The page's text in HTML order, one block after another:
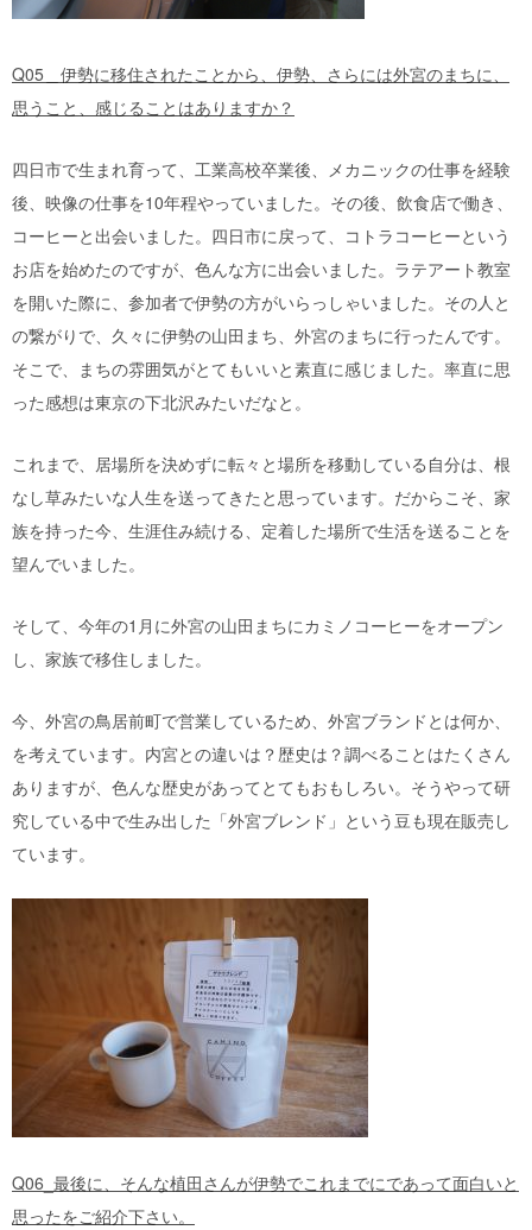
Q05＿伊勢に移住されたことから、伊勢、さらには外宮のまちに、
思うこと、感じることはありますか？
四日市で生まれ育って、工業高校卒業後、メカニックの仕事を経験
後、映像の仕事を10年程やっていました。その後、飲食店で働き、
コーヒーと出会いました。四日市に戻って、コトラコーヒーという
お店を始めたのですが、色んな方に出会いました。ラテアート教室
を開いた際に、参加者で伊勢の方がいらっしゃいました。その人と
の繋がりで、久々に伊勢の山田まち、外宮のまちに行ったんです。
そこで、まちの雰囲気がとてもいいと素直に感じました。率直に思
った感想は東京の下北沢みたいだなと。
これまで、居場所を決めずに転々と場所を移動している自分は、根
なし草みたいな人生を送ってきたと思っています。だからこそ、家
族を持った今、生涯住み続ける、定着した場所で生活を送ることを
望んでいました。
そして、今年の1月に外宮の山田まちにカミノコーヒーをオープン
し、家族で移住しました。
今、外宮の鳥居前町で営業しているため、外宮ブランドとは何か、
を考えています。内宮との違いは？歴史は？調べることはたくさん
ありますが、色んな歴史があってとてもおもしろい。そうやって研
究している中で生み出した「外宮ブレンド」という豆も現在販売し
ています。
Q06_最後に、そんな植田さんが伊勢でこれまでにであって面白いと
思ったをご紹介下さい。